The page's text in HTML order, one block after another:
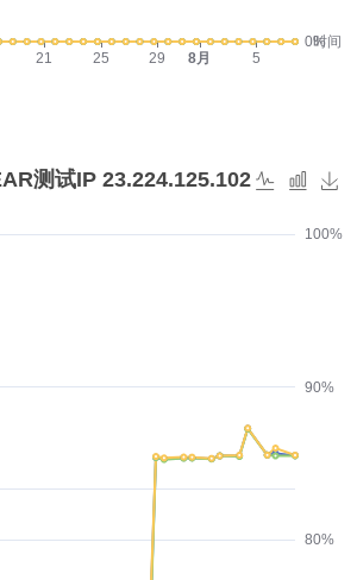
时间
0%
21 25 29 8月 5
80%
90%
100%
测试IP 23.224.125.102